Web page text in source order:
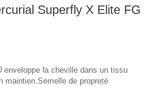
Superfly X Elite FG
enveloppe la cheville dans un tissu
maintien.Semelle de propreté